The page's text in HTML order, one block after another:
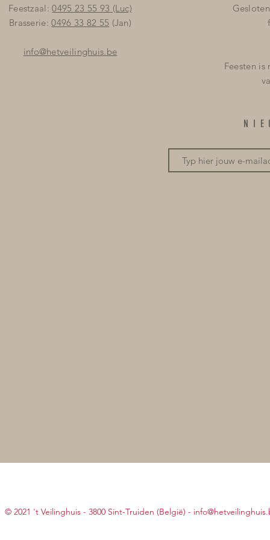
Feestzaal:0495 23 55 93 (Luc)
Brasserie:0496 33 82 55 (Jan)
info@hetveilinghuis.be
Feesten
© 2021 't Veilinghuis - 3800 Sint-Truiden (België) -